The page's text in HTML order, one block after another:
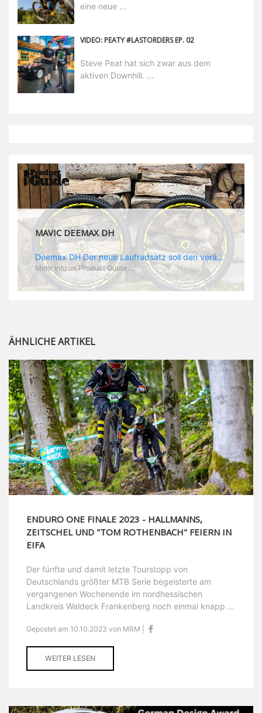
eine neue ...
VIDEO: PEATY #LASTORDERS EP. 02
Steve Peat hat sich zwar aus dem
aktiven Downhill. ...
MAVIC DEEMAX DH
Deemax DH Der neue Laufradsatz soll den veränderten Ansprüchen im Downhill Einsatz gerecht werden: die Geschwindigkeiten werden immer höher, die Kräfte, die aufs Material wirken ebenfalls. Damit steigen natürlich auch die Ansprüche der Fahrer ans Material. Das einzige, was eventuell niedriger wird, ist der Reifendruck. Somit ergibt sich der Anforderungskatalog an das Deemax-Update. Hier ist das Ergebnis: - der Laufradsatz bekam eine neue Felge mit 28 mm Innenbreite. Laut Scott Sharples ist das der beste Kompromiss aus Stabilität, Gewicht und Steifigkeit, vor allem aber passt diese Breite am besten zu den Reifen, die aktuell auf dem Markt sind und im Renneinsatz gefahren werden. Es gehe auch breite und schmaler, 28 mm hätten sich aber im Test als Optimum herausgestellt. - mit einem 4D-Fertigungsprozess wurde die Materialverteilung optimiert: Stabilität dort, wo sie erforderlich ist, Gewichtsersparnis da, wo es Sinn macht. Somit gibt Mavic eine GGewichtsersparnis von 15 % an, ohne an Stabilität einzubüßen - neue, ultraleichte „double butted“ Speichen und ein super effizienter Freilauf - Mavics bewährtes UST System für perfekte Kompatibilität mit Tubeless Reifen - Gewicht (Laufradset): 1944 g)
Mehr Info im Product Guide ...
ÄHNLICHE ARTIKEL
ENDURO ONE FINALE 2023 - HALLMANNS,
ZEITSCHEL UND "TOM ROTHENBACH" FEIERN IN
EIFA
Der fünfte und damit letzte Tourstopp von
Deutschlands größter MTB Serie begeisterte am
vergangenen Wochenende im nordhessischen
Landkreis Waldeck Frankenberg noch einmal knapp ...
Gepostet am 10.10.2023 von MRM |
WEITER LESEN